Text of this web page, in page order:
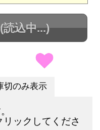
(読込中...)
切のみ表示
リックしてくださ